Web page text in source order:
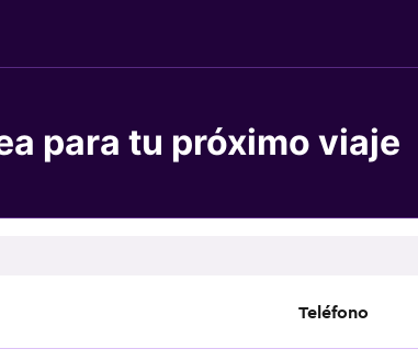
para tu próximo viaje
Teléfono